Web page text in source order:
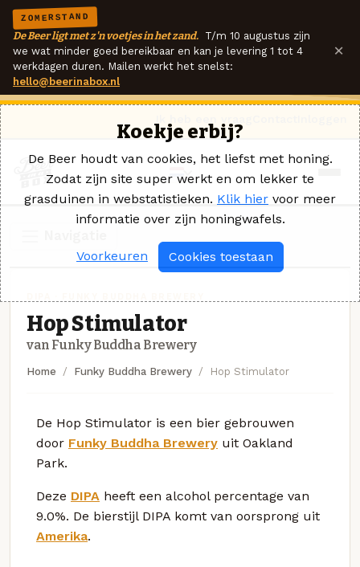
ZOMERSTAND
De Beer ligt met z'n voetjes in het zand. T/m 10 augustus zijn
we wat minder goed bereikbaar en kan je levering 1 tot 4
werkdagen duren. Mailen werkt het snelst:
hello@beerinabox.nl
×
Hop Stimulator
van Funky Buddha Brewery
Home Funky Buddha Brewery Hop Stimulator
De Hop Stimulator is een bier gebrouwen
door Funky Buddha Brewery uit Oakland
Park.
Deze DIPA heeft een alcohol percentage van
9.0%. De bierstijl DIPA komt van oorsprong uit
Amerika.
Koekje erbij?
De Beer houdt van cookies, het liefst met honing.
Zodat zijn site super werkt en om lekker te
grasduinen in webstatistieken. Klik hier voor meer
informatie over zijn honingwafels.
Voorkeuren Cookies toestaan